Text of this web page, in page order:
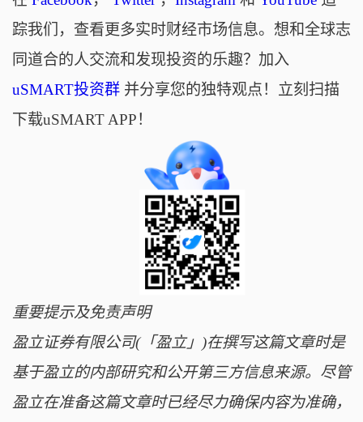
踪我们，查看更多实时财经市场信息。想和全球志
同道合的人交流和发现投资的乐趣？加入
uSMART投资群并分享您的独特观点！立刻扫描
下载uSMART APP！
重要提示及免责声明
盈立证券有限公司(「盈立」)在撰写这篇文章时是
基于盈立的内部研究和公开第三方信息来源。尽管
盈立在准备这篇文章时已经尽力确保内容为准确，